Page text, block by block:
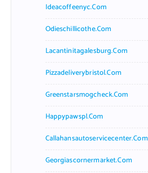
Ideacoffeenyc.com
Odieschillicothe.com
Lacantinitagalesburg.com
Pizzadeliverybristol.com
Greenstarsmogcheck.com
Happypawspl.com
Callahansautoservicecenter.com
Georgiascornermarket.com